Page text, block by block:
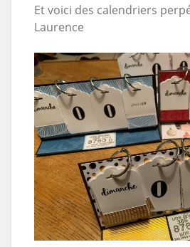
Et voici des calendriers
Laurence